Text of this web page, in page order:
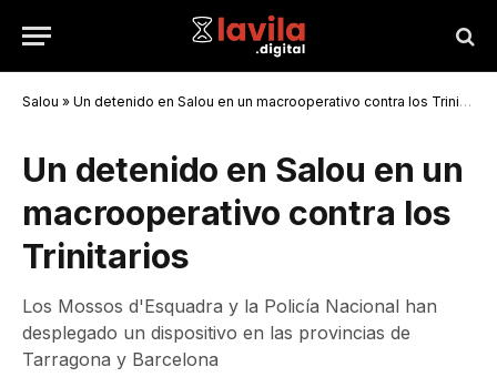
Salou » Un detenido en Salou en un macrooperativo contra los Trinitarios
Un detenido en Salou en un
macrooperativo contra los
Trinitarios
Los Mossos d'Esquadra y la Policía Nacional han
desplegado un dispositivo en las provincias de
Tarragona y Barcelona